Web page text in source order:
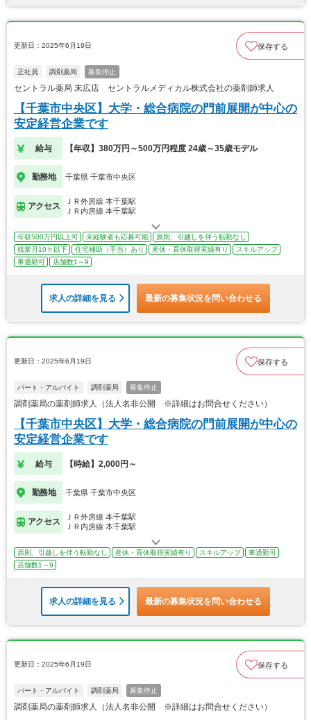
更新日：2025年6月19日 保存する
正社員 調剤薬局 募集停止
セントラル薬局 末広店 セントラルメディカル株式会社の薬剤師求人
【千葉市中央区】大学・総合病院の門前展開が中心の
安定経営企業です
給与 【年収】380万円～500万円程度 24歳～35歳モデル
勤務地 千葉県 千葉市中央区
アクセス
ＪＲ外房線 本千葉駅
ＪＲ内房線 本千葉駅
年収500万円以上可 未経験者も応募可能
原則、引越しを伴う転勤なし
残業月10ｈ以下
住宅補助（手当）あり 産休・育休取得実績有り
スキルアップ
車通勤可
店舗数1～9
求人の詳細を見る 最新の募集状況を問い合わせる
更新日：2025年6月19日 保存する
パート・アルバイト 調剤薬局 募集停止
調剤薬局の薬剤師求人（法人名非公開 ※詳細はお問合せください）
【千葉市中央区】大学・総合病院の門前展開が中心の
安定経営企業です
給与 【時給】2,000円～
勤務地 千葉県 千葉市中央区
アクセス
ＪＲ外房線 本千葉駅
ＪＲ内房線 本千葉駅
原則、引越しを伴う転勤なし 産休・育休取得実績有り スキルアップ
車通勤可
店舗数1～9
求人の詳細を見る 最新の募集状況を問い合わせる
更新日：2025年6月19日 保存する
パート・アルバイト 調剤薬局 募集停止
調剤薬局の薬剤師求人（法人名非公開 ※詳細はお問合せください）